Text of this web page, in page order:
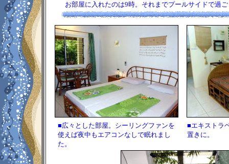
お部屋に入れたのは9時。それまでプールサイドで過
■広々とした部屋。シーリングファンを
使えば夜中もエアコンなしで眠れまし
た。
■エキストラ
置きに。